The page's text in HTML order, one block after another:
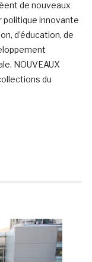
de nouveaux
innovante
d’éducation, de
NOUVEAUX
du